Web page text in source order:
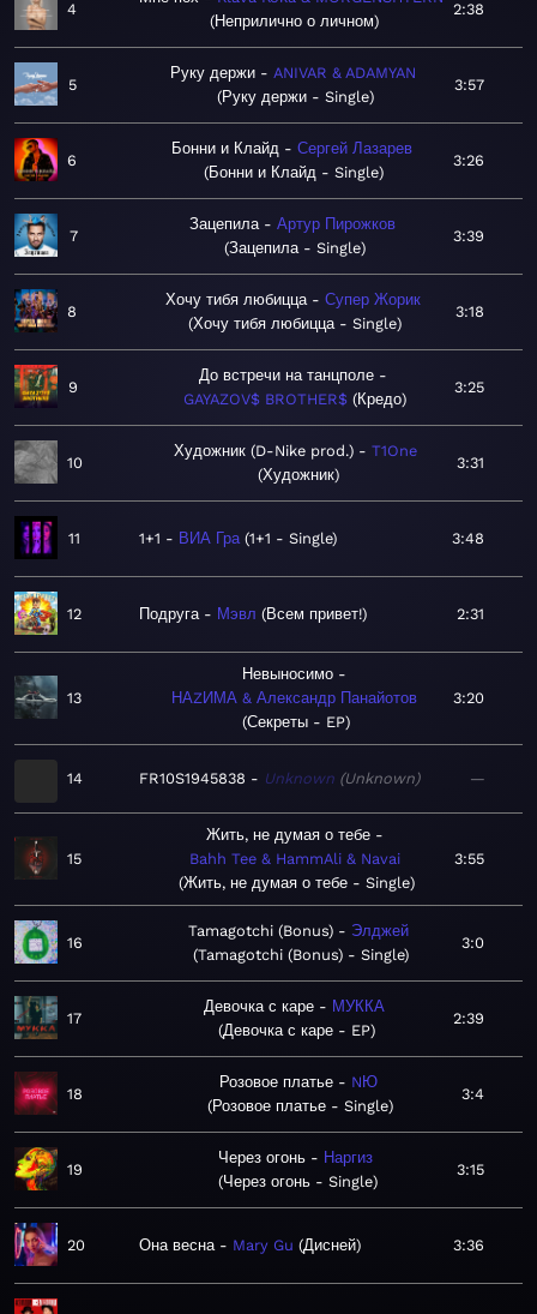
4
Неприлично о личном
2:38
5
Руку держи
ANIVAR & ADAMYAN
Руку держи - Single
3:57
6
Бонни и Клайд
Сергей Лазарев
Бонни и Клайд - Single
3:26
7
Зацепила
Артур Пирожков
Зацепила - Single
3:39
8
Хочу тибя любицца
Супер Жорик
Хочу тибя любицца - Single
3:18
9
До встречи на танцполе
GAYAZOV$ BROTHER$
Кредо
3:25
10
Художник (D-Nike prod.)
T1One
Художник
3:31
11 1+1 ВИА Гра 1+1 - Single 3:48
12 Подруга Мэвл Всем привет! 2:31
13
Невыносимо
НАZИМА & Александр Панайотов
Секреты - EP
3:20
14 FR10S1945838 Unknown Unknown —
15
Жить, не думая о тебе
Bahh Tee & HammAli & Navai
Жить, не думая о тебе - Single
3:55
16
Tamagotchi (Bonus)
Элджей
Tamagotchi (Bonus) - Single
3:0
17
Девочка с каре
МУККА
Девочка с каре - EP
2:39
18
Розовое платье
NЮ
Розовое платье - Single
3:4
19
Через огонь
Наргиз
Через огонь - Single
3:15
20 Она весна Mary Gu Дисней 3:36